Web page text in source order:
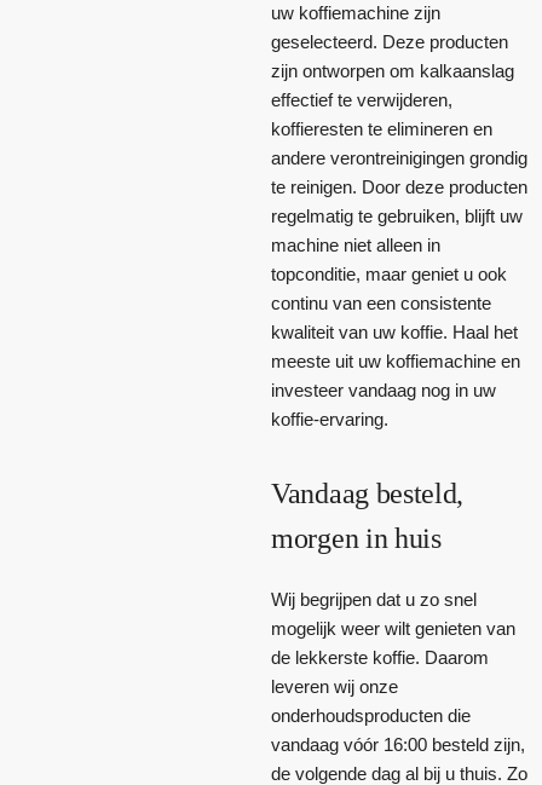
uw koffiemachine zijn
geselecteerd. Deze producten
zijn ontworpen om kalkaanslag
effectief te verwijderen,
koffieresten te elimineren en
andere verontreinigingen grondig
te reinigen. Door deze producten
regelmatig te gebruiken, blijft uw
machine niet alleen in
topconditie, maar geniet u ook
continu van een consistente
kwaliteit van uw koffie. Haal het
meeste uit uw koffiemachine en
investeer vandaag nog in uw
koffie-ervaring.
Vandaag besteld,
morgen in huis
Wij begrijpen dat u zo snel
mogelijk weer wilt genieten van
de lekkerste koffie. Daarom
leveren wij onze
onderhoudsproducten die
vandaag vóór 16:00 besteld zijn,
de volgende dag al bij u thuis. Zo